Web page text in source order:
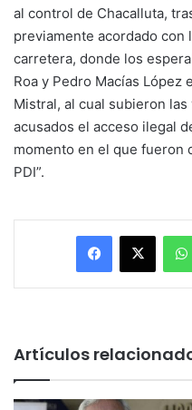
al control de Chacalluta,
previamente acordado con
carretera, donde los
Roa y Pedro Macías López
Mistral, al cual subieron
acusados el acceso ilegal
momento en el que fueron
PDI”.
Facebook
X
Artículos